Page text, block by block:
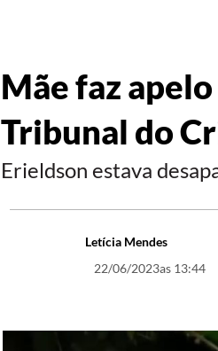
Mãe faz
Tribunal do
Erieldson estava
Letícia Mendes
22/06/2023as 13:44